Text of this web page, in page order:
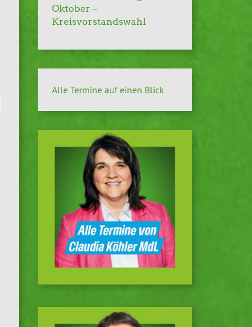
Oktober –
Kreisvorstandswahl
Alle Termine auf einen Blick